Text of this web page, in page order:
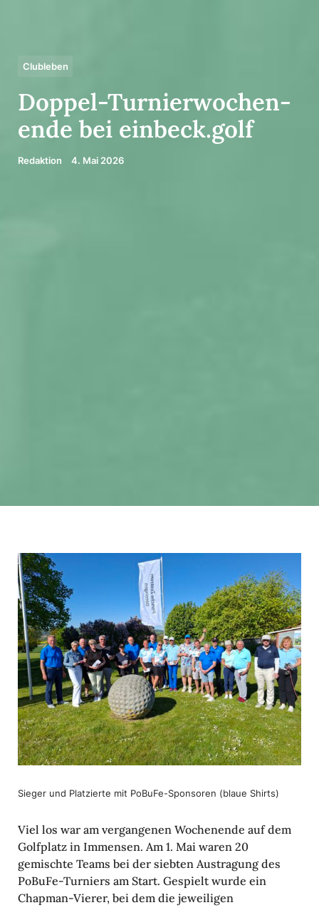
Clubleben
Doppel-Turnier­wo­chen­
ende bei einbeck.golf
Redaktion 4. Mai 2026
Sieger und Plat­zierte mit PoBuFe-Spon­soren (blaue Shirts)
Viel los war am vergan­genen Wochen­ende auf dem
Golf­platz in Immensen. Am 1. Mai waren 20
gemischte Teams bei der siebten Austra­gung des
PoBuFe-Turniers am Start. Gespielt wurde ein
Chapman-Vierer, bei dem die jewei­ligen